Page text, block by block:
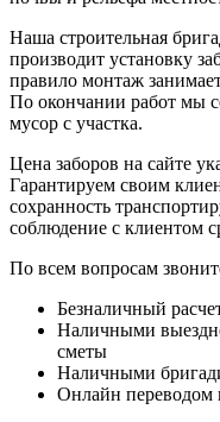
Наша строительная
производит установку
правило монтаж
По окончании работ мы
мусор с участка.
Цена заборов на сайте
Гарантируем своим
сохранность
соблюдение с клиентом
По всем вопросам
Безналичный
Наличными
сметы
Наличными
Онлайн переводом